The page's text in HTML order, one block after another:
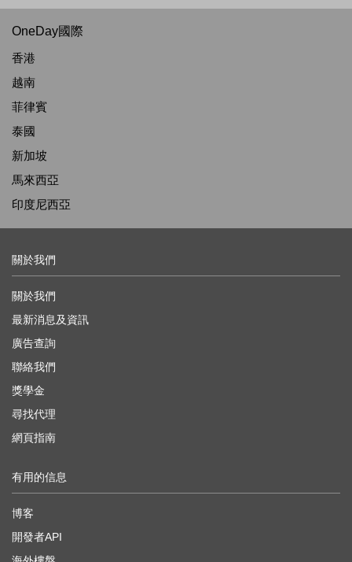
OneDay國際
香港
越南
菲律賓
泰國
新加坡
馬來西亞
印度尼西亞
關於我們
關於我們
最新消息及資訊
廣告查詢
聯絡我們
獎學金
尋找代理
網頁指南
有用的信息
博客
開發者API